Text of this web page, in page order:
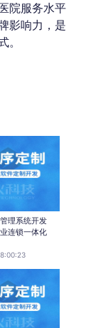
院服务水平
影响力，是
。
理系统开发
连锁一体化